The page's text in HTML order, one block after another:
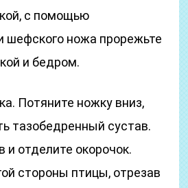
с помощью
шефского ножа прорежьте
и бедром.
Потяните ножку вниз,
тазобедренный сустав.
и отделите окорочок.
стороны птицы, отрезав